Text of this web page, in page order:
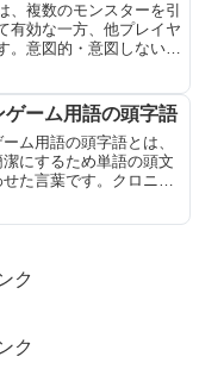
、複数のモンスターを引
有効な一方、他プレイヤ
。意図的・意図しない両
ゲーム用語の頭字語
ム用語の頭字語とは、
にするため単語の頭文
た言葉です。クロニム
ク
ク